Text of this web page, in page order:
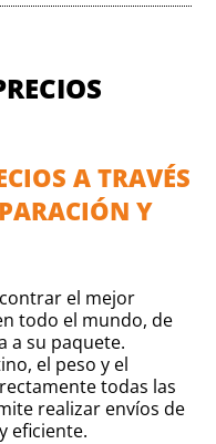
A TRAVÉS
Y
el mejor
todo el mundo, de
a su paquete.
el peso y el
todas las
realizar envíos de
eficiente.